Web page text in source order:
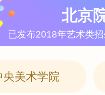
北京
已发布2018年艺术类
央美术学院